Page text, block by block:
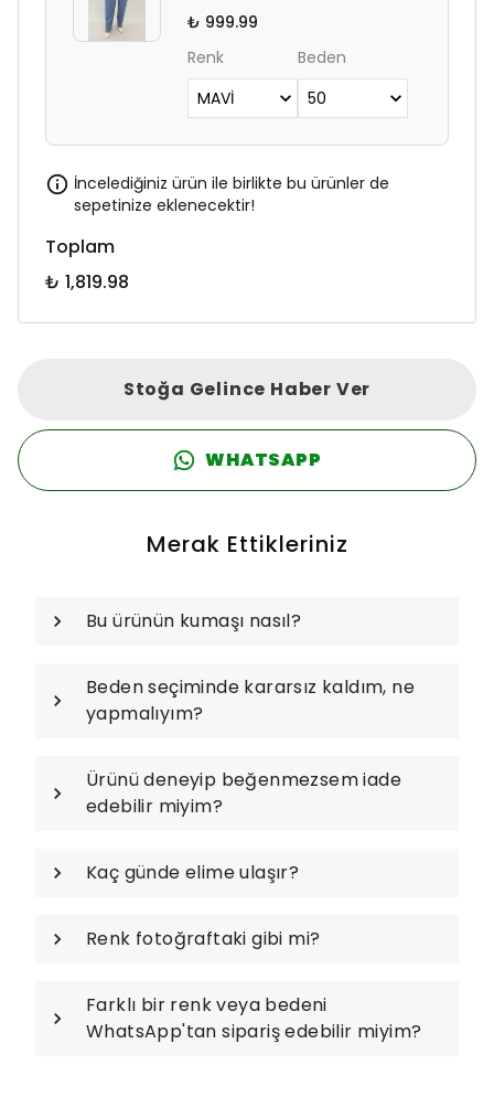
₺ 999.99
Renk
Beden
İncelediğiniz ürün ile birlikte bu ürünler de
sepetinize eklenecektir!
Toplam
₺ 1,819.98
Stoğa Gelince Haber Ver
WHATSAPP
Merak Ettikleriniz
Bu ürünün kumaşı nasıl?
Beden seçiminde kararsız kaldım, ne
yapmalıyım?
Ürünü deneyip beğenmezsem iade
edebilir miyim?
Kaç günde elime ulaşır?
Renk fotoğraftaki gibi mi?
Farklı bir renk veya bedeni
WhatsApp'tan sipariş edebilir miyim?